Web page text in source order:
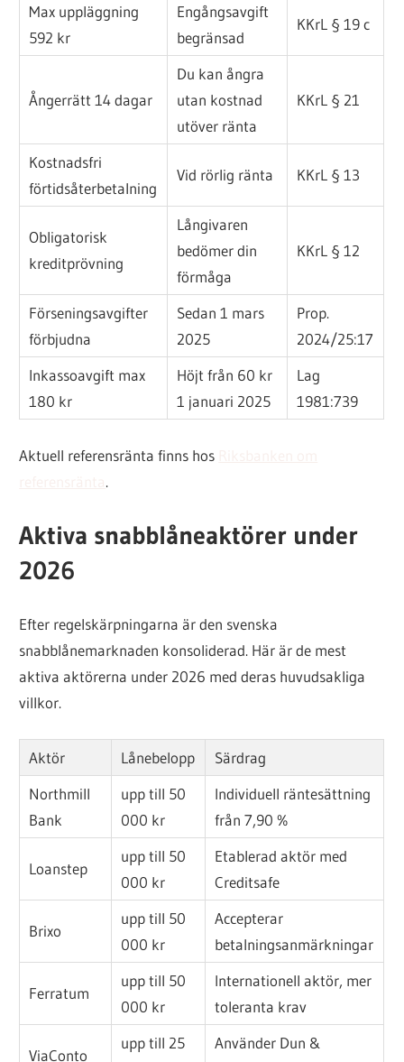
Max uppläggning
592 kr
Engångsavgift
begränsad
KKrL § 19 c
Ångerrätt 14 dagar
Du kan ångra
utan kostnad
utöver ränta
KKrL § 21
Kostnadsfri
förtidsåterbetalning
Vid rörlig ränta KKrL § 13
Obligatorisk
kreditprövning
Långivaren
bedömer din
förmåga
KKrL § 12
Förseningsavgifter
förbjudna
Sedan 1 mars
2025
Prop.
2024/25:17
Inkassoavgift max
180 kr
Höjt från 60 kr
1 januari 2025
Lag
1981:739
Aktuell referensränta finns hos
.
Aktiva snabblåneaktörer under
2026
Efter regelskärpningarna är den svenska
snabblånemarknaden konsoliderad. Här är de mest
aktiva aktörerna under 2026 med deras huvudsakliga
villkor.
Aktör Lånebelopp
Särdrag
Northmill
Bank
upp till 50
000 kr
Individuell räntesättning
från 7,90 %
Loanstep
upp till 50
000 kr
Etablerad aktör med
Creditsafe
Brixo
upp till 50
000 kr
Accepterar
betalningsanmärkningar
Ferratum
upp till 50
000 kr
Internationell aktör, mer
toleranta krav
ViaConto
upp till 25
Använder Dun &